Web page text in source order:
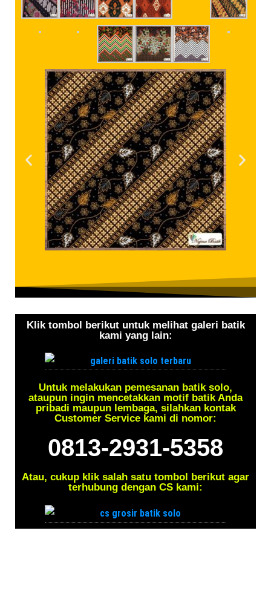
Klik tombol berikut untuk melihat galeri batik
kami yang lain:
Untuk melakukan pemesanan batik solo,
ataupun ingin mencetakkan motif batik Anda
pribadi maupun lembaga, silahkan kontak
Customer Service kami di nomor:
0813-2931-5358
Atau, cukup klik salah satu tombol berikut agar
terhubung dengan CS kami: